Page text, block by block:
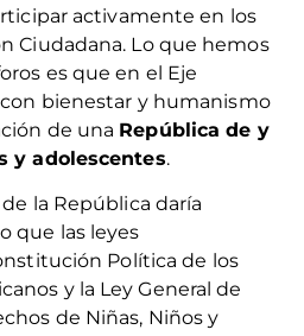
activamente en los
Ciudadana. Lo que hemos
es que en el Eje
con bienestar y humanismo
de una República de y
y adolescentes.
la República daría
que las leyes
Política de los
y la Ley General de
de Niñas, Niños y